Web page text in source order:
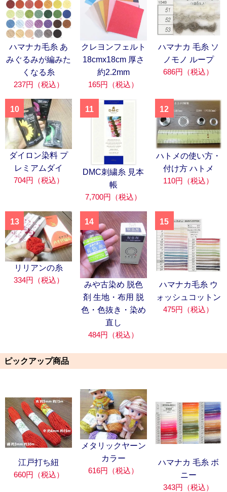
ハマナカ毛糸 あ
みぐるみが編みた
くなる糸
237円（税込）
クレヨンフェルト
18cmx18cm 厚さ
約2.2mm
165円（税込）
ハマナカ 毛糸 ソ
ノモノ ループ
686円（税込）
10
ダイロン染料 プ
レミアムダイ
704円（税込）
11
DMC刺繍糸 見本
帳
7,700円（税込）
12
ハトメの使い方・
付け方 ハトメ
110円（税込）
13
リリアンの糸
334円（税込）
14
みや古染め 脱色
剤 生地・布用 脱
色・色抜き・染め
直し
484円（税込）
15
ハマナカ毛糸 ウ
ォッシュコットン
475円（税込）
ピックアップ商品
江戸打ち紐
660円（税込）
メタリックヤーン
カラー
616円（税込）
ハマナカ 毛糸 ボ
ニー
343円（税込）